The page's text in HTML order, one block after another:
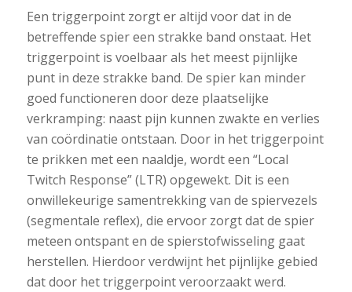
Een triggerpoint zorgt er altijd voor dat in de
betreffende spier een strakke band onstaat. Het
triggerpoint is voelbaar als het meest pijnlijke
punt in deze strakke band. De spier kan minder
goed functioneren door deze plaatselijke
verkramping: naast pijn kunnen zwakte en verlies
van coördinatie ontstaan. Door in het triggerpoint
te prikken met een naaldje, wordt een “Local
Twitch Response” (LTR) opgewekt. Dit is een
onwillekeurige samentrekking van de spiervezels
(segmentale reflex), die ervoor zorgt dat de spier
meteen ontspant en de spierstofwisseling gaat
herstellen. Hierdoor verdwijnt het pijnlijke gebied
dat door het triggerpoint veroorzaakt werd.